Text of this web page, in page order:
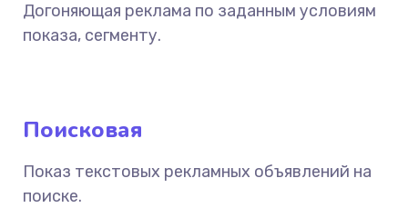
Догоняющая реклама по заданным условиям
показа, сегменту.
Поисковая
Показ текстовых рекламных объявлений на
поиске.